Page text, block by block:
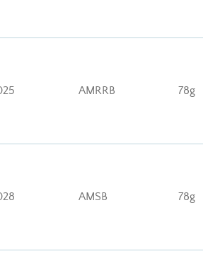
AMRRB 78g
AMSB 78g